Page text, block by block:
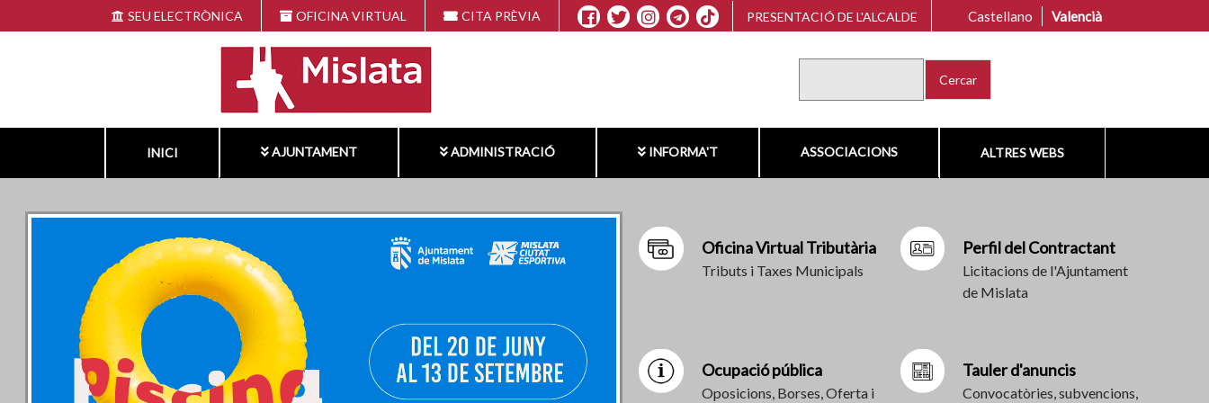
al
SEU ELECTRÒNICA OFICINA VIRTUAL CITA PRÈVIA PRESENTACIÓ DE L'ALCALDE Castellano Valencià
INICI AJUNTAMENT ADMINISTRACIÓ INFORMA'T ASSOCIACIONS ALTRES WEBS
Oficina Virtual Tributària
Tributs i Taxes Municipals
Perfil del Contractant
Licitacions de l'Ajuntament
de Mislata
Ocupació pública
Oposicions, Borses, Oferta i
Tauler d'anuncis
Convocatòries, subvencions,